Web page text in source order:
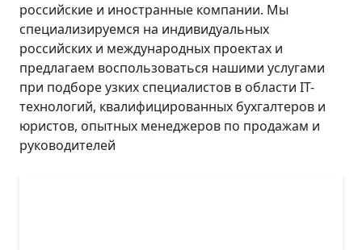
российские и иностранные компании. Мы
специализируемся на индивидуальных
российских и международных проектах и
предлагаем воспользоваться нашими услугами
при подборе узких специалистов в области IT-
технологий, квалифицированных бухгалтеров и
юристов, опытных менеджеров по продажам и
руководителей